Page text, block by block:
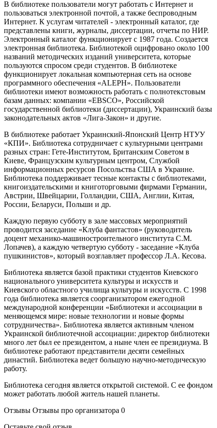
В библиотеке пользователи могут работать с Интернет и
пользоваться электронной почтой, а также беспроводным
Интернет. К услугам читателей - электронный каталог, где
представлены книги, журналы, диссертации, отчеты по НИР.
Электронный каталог функционирует с 1987 года. Создается
электронная библиотека. Библиотекой оцифровано около 100
названий методических изданий университета, которые
пользуются спросом среди студентов. В библиотеке
функционирует локальная компьютерная сеть на основе
программного обеспечения «ALEPH». Пользователи
библиотеки имеют возможность работать с полнотекстовым
базам данных: компании «EBSСO», Российской
государственной библиотеки (диссертации), Украинский базы
законодательных актов «Лига-Закон» и другие.
В библиотеке работает Украинский-Японский Центр НТУУ
«КПИ». Библиотека сотрудничает с культурными центрами
разных стран: Гете-Институтом, Британским Советом в
Киеве, Французским культурным центром, Службой
информационных ресурсов Посольства США в Украине.
Библиотека поддерживает тесные контакты с библиотеками,
книгоиздательскими и книготорговыми фирмами Германии,
Австрии, Швейцарии, Голландии, США, Англии, Китая,
России, Беларуси, Польши и др.
Каждую первую субботу в зале массовых мероприятий
проводится заседание «Клуба фантастов» (руководитель
доцент механико-машиностроительного института С.М.
Лопачев), а каждую четвертую субботу - заседание «Клуба
пушкинистов», который возглавляет профессор Л.А. Кесова.
Библиотека является базой практики студентов Киевского
национального университета культуры и искусств и
Киевского областного училища культуры и искусств. С 1998
года библиотека является соорганизатором ежегодной
международной конференции «Библиотеки и ассоциации в
меняющемся мире: новые технологии и новые формы
сотрудничества». Библиотека является активным членом
Украинской библиотечной ассоциации: директор библиотеки
много лет был ее президентом, а ныне член ее президиума. В
библиотеке работают представители десяти семейных
династий. Библиотека ведет большую научно-методическую
работу.
Библиотека сегодня является открытой системой. С ее фондом
может работать любой житель нашей планеты.
Отзывы Отзывы про организатора 0